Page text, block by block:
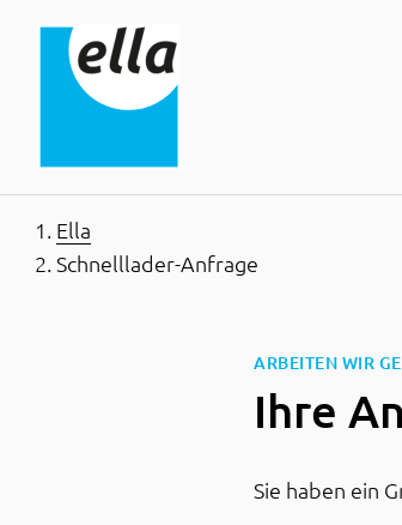
Ella
Schnelllader-Anfrage
ARBEITEN WIR
Ihre
Sie haben ein